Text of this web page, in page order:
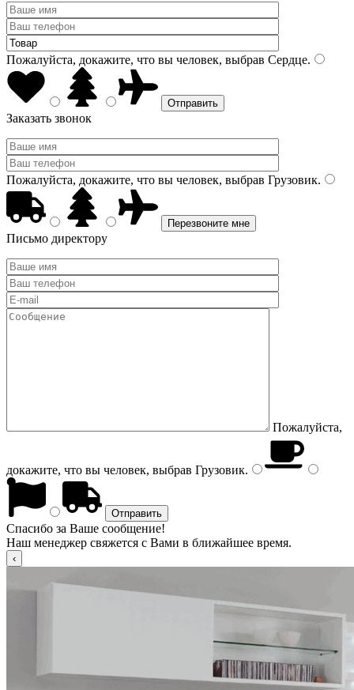
Пожалуйста, докажите, что вы человек, выбрав Сердце.
Заказать звонок
Пожалуйста, докажите, что вы человек, выбрав Грузовик.
Письмо директору
Пожалуйста,
докажите, что вы человек, выбрав Грузовик.
Спасибо за Ваше сообщение!
Наш менеджер свяжется с Вами в ближайшее время.